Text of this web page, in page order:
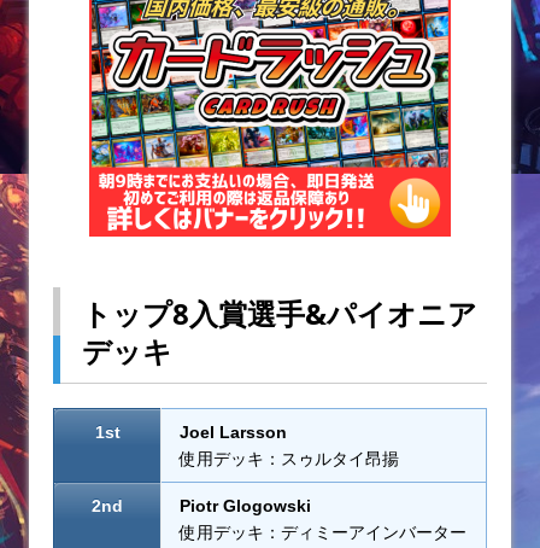
トップ8入賞選手&パイオニア
デッキ
1st
Joel Larsson
使用デッキ：スゥルタイ昂揚
2nd
Piotr Glogowski
使用デッキ：ディミーアインバーター